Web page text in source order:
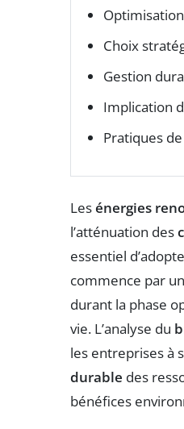
Choix
Gestion
Implication
Pratiques
Lesénergies
l’atténuation des
essentiel
commence par
durant la phase
vie. L’analyse du
les entreprises à
durable des
bénéfices